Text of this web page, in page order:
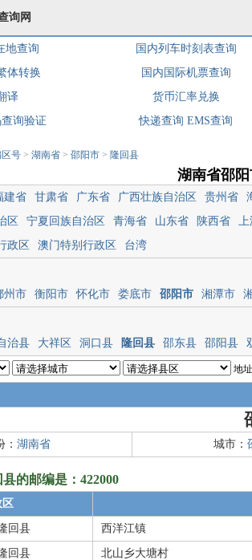
询网
地查询
国内列车时刻表查询
体转换
国内国际机票查询
译
货币汇率兑换
询验证
快递查询 EMS查询
号 > 湖南省 > 邵阳市 > 隆回县
湖南省邵
建省 甘肃省 广东省 广西壮族自治区 贵州省
区 宁夏回族自治区 青海省 山东省 陕西省
上
政区 澳门特别行政区 台湾
州市 衡阳市 怀化市 娄底市 邵阳市 湘潭市
治县 大祥区 洞口县 隆回县 邵东县 邵阳县
地
： 湖南省 城市：
的邮编是：422000
区
回县 西洋江镇
回县 北山乡大塘村